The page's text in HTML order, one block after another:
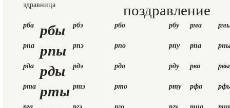
здравница поздравление
рба рбы рбэ рбо рбу рма
рпа рпы рпэ рпо рпу рпа
рда рды рдэ рдо рду рва
рвы
рта рты ртэ рто рту рфа